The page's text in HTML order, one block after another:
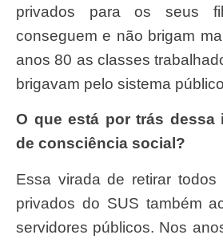
privados para os seus
conseguem e não brigam
anos 80 as classes
brigavam pelo sistema
O que está por trás dessa inflexão e perda
de consciência social?
Essa virada de retirar todos os trabalhadores
privados do SUS também
servidores públicos. Nos